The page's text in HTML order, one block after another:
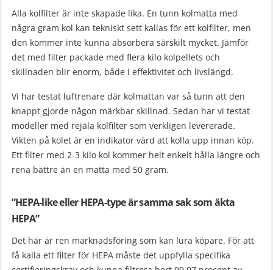
Alla kolfilter är inte skapade lika. En tunn kolmatta med
några gram kol kan tekniskt sett kallas för ett kolfilter, men
den kommer inte kunna absorbera särskilt mycket. Jämför
det med filter packade med flera kilo kolpellets och
skillnaden blir enorm, både i effektivitet och livslängd.
Vi har testat luftrenare där kolmattan var så tunn att den
knappt gjorde någon märkbar skillnad. Sedan har vi testat
modeller med rejäla kolfilter som verkligen levererade.
Vikten på kolet är en indikator värd att kolla upp innan köp.
Ett filter med 2-3 kilo kol kommer helt enkelt hålla längre och
rena bättre än en matta med 50 gram.
”HEPA-like eller HEPA-type är samma sak som äkta
HEPA”
Det här är ren marknadsföring som kan lura köpare. För att
få kalla ett filter för HEPA måste det uppfylla specifika